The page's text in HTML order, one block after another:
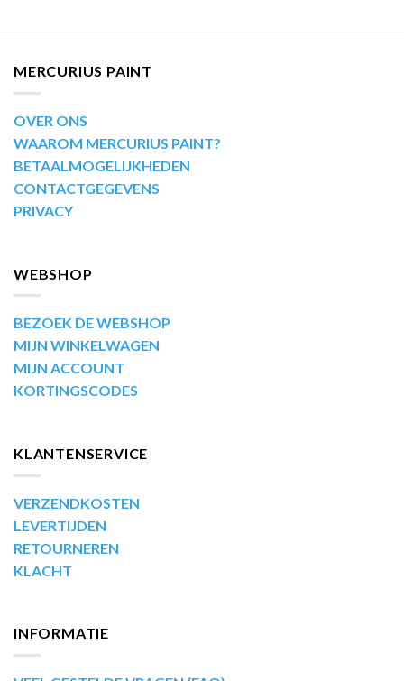
MERCURIUS PAINT
OVER ONS
WAAROM MERCURIUS PAINT?
BETAALMOGELIJKHEDEN
CONTACTGEGEVENS
PRIVACY
WEBSHOP
BEZOEK DE WEBSHOP
MIJN WINKELWAGEN
MIJN ACCOUNT
KORTINGSCODES
KLANTENSERVICE
VERZENDKOSTEN
LEVERTIJDEN
RETOURNEREN
KLACHT
INFORMATIE